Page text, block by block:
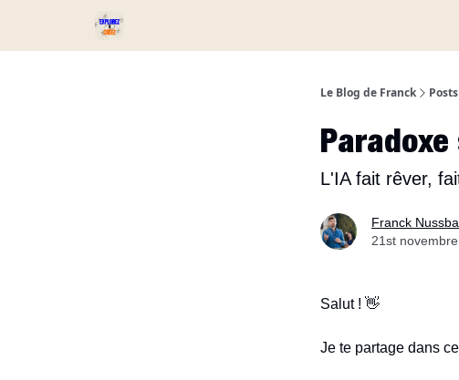
Le Blog de Franck Posts
L'IA fait rêver,
Franck
21st
Salut ! 👋
Je te partage dans